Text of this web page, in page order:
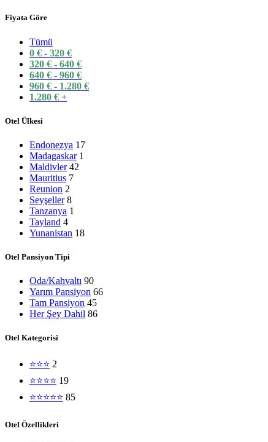
Hızlı Teklif Al
Karşılaştır
Beğen
Mulia Resort & Villas Bali
109€ 'dan itibaren
-34% Mauritius
Quick view
Karşılaştır
Beğen
LUX* Belle Mare Mauritius
139€
Quick view
Karşılaştır
Beğen
-10% Popüler
Hızlı Teklif Al
Karşılaştır
Fiyata Göre
Tümü
0 € - 320 €
320 € - 640 €
640 € - 960 €
960 € - 1.280 €
1.280 € +
Otel Ülkesi
Endonezya 17
Madagaskar 1
Maldivler 42
Mauritius 7
Reunion 2
Seyşeller 8
Tanzanya 1
Tayland 4
Yunanistan 18
Otel Pansiyon Tipi
Oda/Kahvaltı 90
Yarım Pansiyon 66
Tam Pansiyon 45
Her Şey Dahil 86
Otel Kategorisi
⭐⭐⭐ 2
⭐⭐⭐⭐ 19
⭐⭐⭐⭐⭐ 85
Otel Özellikleri